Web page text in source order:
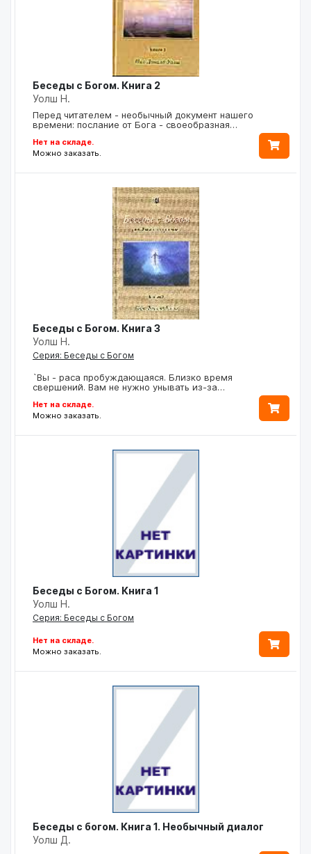
Беседы с Богом. Книга 2
Уолш Н.
Перед читателем - необычный документ нашего
времени: послание от Бога - своеобразная…
Нет на складе.
Можно заказать.
Беседы с Богом. Книга 3
Уолш Н.
Серия: Беседы с Богом
`Вы - раса пробуждающаяся. Близко время
свершений. Вам не нужно унывать из-за…
Нет на складе.
Можно заказать.
Беседы с Богом. Книга 1
Уолш Н.
Серия: Беседы с Богом
Нет на складе.
Можно заказать.
Беседы с богом. Книга 1. Необычный диалог
Уолш Д.